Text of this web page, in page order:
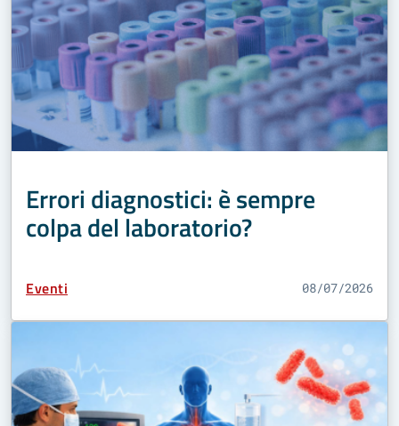
Errori diagnostici: è sempre
colpa del laboratorio?
Tipo Contenuto:
Eventi 08/07/2026